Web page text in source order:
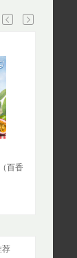
百香
荐